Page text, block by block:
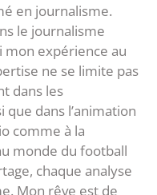
en journalisme.
le journalisme
mon expérience au
ne se limite pas
dans les
dans l’animation
comme à la
monde du football
chaque analyse
Mon rêve est de